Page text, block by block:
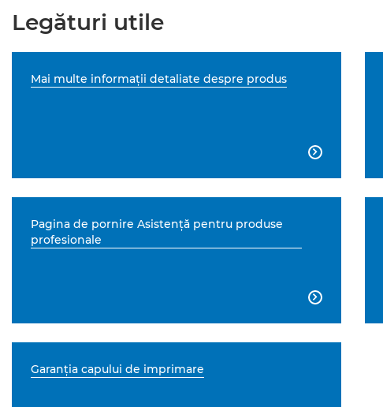
Legături utile
Mai multe informaţii detaliate despre produs

Pagina de pornire Asistenţă pentru produse
profesionale

Garanţia capului de imprimare